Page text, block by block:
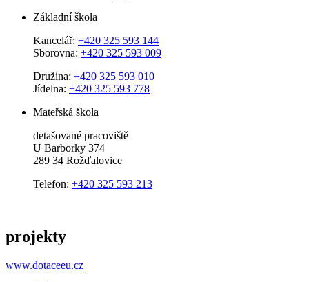
Základní škola
Kancelář: +420 325 593 144
Sborovna: +420 325 593 009
Družina: +420 325 593 010
Jídelna: +420 325 593 778
Mateřská škola
detašované pracoviště
U Barborky 374
289 34 Rožďalovice
Telefon: +420 325 593 213
projekty
www.dotaceeu.cz